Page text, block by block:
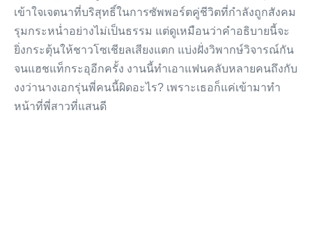
เข้าใจเจตนาที่บริสุทธิ์ในการซัพพอร์ตคู่ชีวิตที่กำลังถูกสังคม
รุมกระหน่ำอย่างไม่เป็นธรรม แต่ดูเหมือนว่าคำอธิบายนี้จะ
ยิ่งกระตุ้นให้ชาวโซเชียลเสียงแตก แบ่งฝั่งวิพากษ์วิจารณ์กัน
จนแฮชแท็กระอุอีกครั้ง งานนี้ทำเอาแฟนคลับหลายคนถึงกับ
งงว่านางเอกรุ่นพี่คนนี้ผิดอะไร? เพราะเธอก็แค่เข้ามาทำ
หน้าที่พี่สาวที่แสนดี